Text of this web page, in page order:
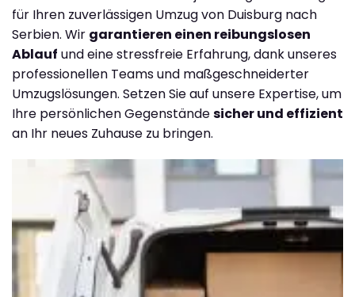
für Ihren zuverlässigen Umzug von Duisburg nach
Serbien. Wir garantieren einen reibungslosen
Ablauf und eine stressfreie Erfahrung, dank unseres
professionellen Teams und maßgeschneiderter
Umzugslösungen. Setzen Sie auf unsere Expertise, um
Ihre persönlichen Gegenständesicher und effizient
an Ihr neues Zuhause zu bringen.